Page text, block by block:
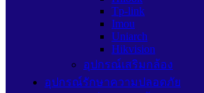
Tp-link
Imou
Uniarch
Hikvision
อุปกรณ์เสริมกล้อง
อุปกรณ์รักษาความปลอดภัย